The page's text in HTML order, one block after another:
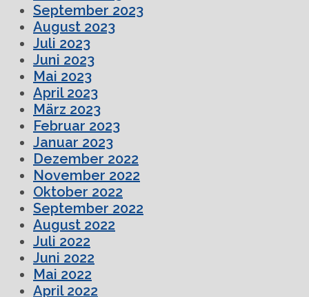
September 2023
August 2023
Juli 2023
Juni 2023
Mai 2023
April 2023
März 2023
Februar 2023
Januar 2023
Dezember 2022
November 2022
Oktober 2022
September 2022
August 2022
Juli 2022
Juni 2022
Mai 2022
April 2022